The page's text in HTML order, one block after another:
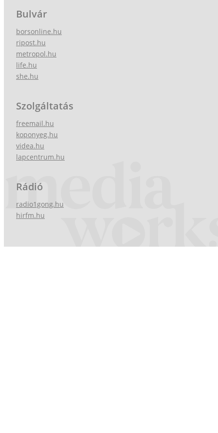
Bulvár
borsonline.hu
ripost.hu
metropol.hu
life.hu
she.hu
Szolgáltatás
freemail.hu
koponyeg.hu
videa.hu
lapcentrum.hu
Rádió
radio1gong.hu
hirfm.hu